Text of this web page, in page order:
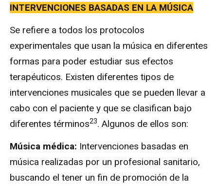
INTERVENCIONES BASADAS EN LA MÚSICA
Se refiere a todos los protocolos
experimentales que usan la música en diferentes
formas para poder estudiar sus efectos
terapéuticos. Existen diferentes tipos de
intervenciones musicales que se pueden llevar a
cabo con el paciente y que se clasifican bajo
diferentes términos23. Algunos de ellos son:
Música médica: Intervenciones basadas en
música realizadas por un profesional sanitario,
buscando el tener un fin de promoción de la